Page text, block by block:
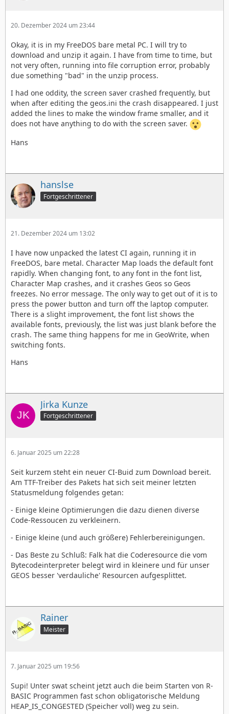
20. Dezember 2024 um 23:44
Okay, it is in my FreeDOS bare metal PC. I will try to
download and unzip it again. I have from time to time, but
not very often, running into file corruption error, probably
due something "bad" in the unzip process.
I had one oddity, the screen saver crashed frequently, but
when after editing the geos.ini the crash disappeared. I just
added the lines to make the window frame smaller, and it
does not have anything to do with the screen saver.
Hans
hanslse
Fortgeschrittener
21. Dezember 2024 um 13:02
I have now unpacked the latest CI again, running it in
FreeDOS, bare metal. Character Map loads the default font
rapidly. When changing font, to any font in the font list,
Character Map crashes, and it crashes Geos so Geos
freezes. No error message. The only way to get out of it is to
press the power button and turn off the laptop computer.
There is a slight improvement, the font list shows the
available fonts, previously, the list was just blank before the
crash. The same thing happens for me in GeoWrite, when
switching fonts.
Hans
Jirka Kunze
Fortgeschrittener
6. Januar 2025 um 22:28
Seit kurzem steht ein neuer CI-Buid zum Download bereit.
Am TTF-Treiber des Pakets hat sich seit meiner letzten
Statusmeldung folgendes getan:
- Einige kleine Optimierungen die dazu dienen diverse
Code-Ressoucen zu verkleinern.
- Einige kleine (und auch größere) Fehlerbereinigungen.
- Das Beste zu Schluß: Falk hat die Coderesource die vom
Bytecodeinterpreter belegt wird in kleinere und für unser
GEOS besser 'verdauliche' Resourcen aufgesplittet.
Rainer
Meister
7. Januar 2025 um 19:56
Supi! Unter swat scheint jetzt auch die beim Starten von R-
BASIC Programmen fast schon obligatorische Meldung
HEAP_IS_CONGESTED (Speicher voll) weg zu sein.